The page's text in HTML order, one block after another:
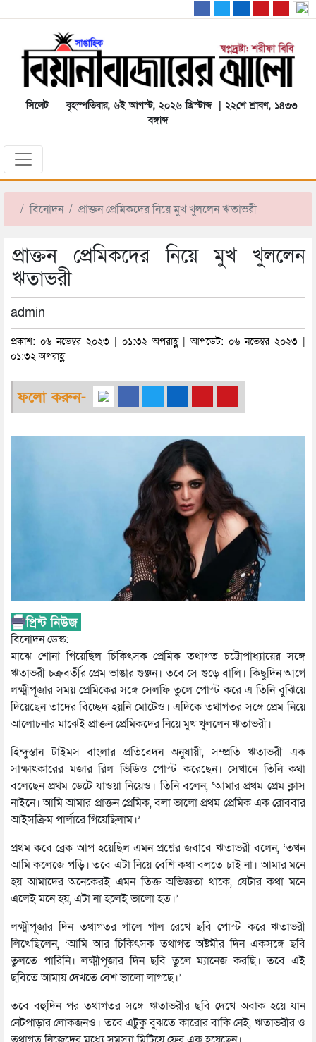
সিলেট
বৃহস্পতিবার, ৬ই আগস্ট, ২০২৬ খ্রিস্টাব্দ | ২২শে শ্রাবণ, ১৪৩৩
বঙ্গাব্দ
বিনোদন প্রাক্তন প্রেমিকদের নিয়ে মুখ খুললেন ঋতাভরী
প্রাক্তন প্রেমিকদের নিয়ে মুখ খুললেন
ঋতাভরী
admin
প্রকাশ: ০৬ নভেম্বর ২০২৩ | ০১:৩২ অপরাহ্ণ | আপডেট: ০৬ নভেম্বর ২০২৩ |
০১:৩২ অপরাহ্ণ
ফলো করুন-
বিনোদন ডেস্ক:
মাঝে শোনা গিয়েছিল চিকিৎসক প্রেমিক তথাগত চট্টোপাধ্যায়ের সঙ্গে
ঋতাভরী চক্রবর্তীর প্রেম ভাঙার গুঞ্জন। তবে সে গুড়ে বালি। কিছুদিন আগে
লক্ষ্মীপূজার সময় প্রেমিকের সঙ্গে সেলফি তুলে পোস্ট করে এ তিনি বুঝিয়ে
দিয়েছেন তাদের বিচ্ছেদ হয়নি মোটেও। এদিকে তথাগতর সঙ্গে প্রেম নিয়ে
আলোচনার মাঝেই প্রাক্তন প্রেমিকদের নিয়ে মুখ খুললেন ঋতাভরী।
হিন্দুস্তান টাইমস বাংলার প্রতিবেদন অনুযায়ী, সম্প্রতি ঋতাভরী এক
সাক্ষাৎকারের মজার রিল ভিডিও পোস্ট করেছেন। সেখানে তিনি কথা
বলেছেন প্রথম ডেটে যাওয়া নিয়েও। তিনি বলেন, ‘আমার প্রথম প্রেম ক্লাস
নাইনে। আমি আমার প্রাক্তন প্রেমিক, বলা ভালো প্রথম প্রেমিক এক রোববার
আইসক্রিম পার্লারে গিয়েছিলাম।’
প্রথম কবে ব্রেক আপ হয়েছিল এমন প্রশ্নের জবাবে ঋতাভরী বলেন, ‘তখন
আমি কলেজে পড়ি। তবে এটা নিয়ে বেশি কথা বলতে চাই না। আমার মনে
হয় আমাদের অনেকেরই এমন তিক্ত অভিজ্ঞতা থাকে, যেটার কথা মনে
এলেই মনে হয়, এটা না হলেই ভালো হত।’
লক্ষ্মীপূজার দিন তথাগতর গালে গাল রেখে ছবি পোস্ট করে ঋতাভরী
লিখেছিলেন, ‘আমি আর চিকিৎসক তথাগত অষ্টমীর দিন একসঙ্গে ছবি
তুলতে পারিনি। লক্ষ্মীপূজার দিন ছবি তুলে ম্যানেজ করছি। তবে এই
ছবিতে আমায় দেখতে বেশ ভালো লাগছে।’
তবে বহুদিন পর তথাগতর সঙ্গে ঋতাভরীর ছবি দেখে অবাক হয়ে যান
নেটপাড়ার লোকজনও। তবে এটুকু বুঝতে কারোর বাকি নেই, ঋতাভরীর ও